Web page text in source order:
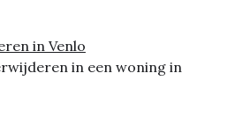
in Venlo
in een woning in